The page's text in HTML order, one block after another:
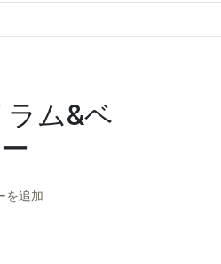
ム&ベ
を追加